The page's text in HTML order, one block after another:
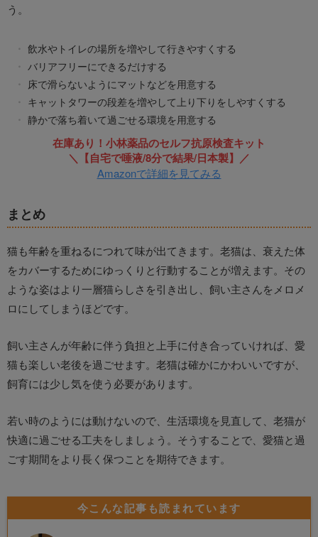
う。
飲水やトイレの場所を増やして行きやすくする
バリアフリーにできるだけする
床で滑らないようにマットなどを用意する
キャットタワーの段差を増やして上り下りをしやすくする
静かで落ち着いて過ごせる環境を用意する
在庫あり！小林薬品のセルフ抗原検査キット
＼【自宅で唾液/8分で結果/日本製】／
Amazonで詳細を見てみる
まとめ
猫も年齢を重ねるにつれて味が出てきます。老猫は、衰えた体
をカバーするためにゆっくりと行動することが増えます。その
ような姿はより一層猫らしさを引き出し、飼い主さんをメロメ
ロにしてしまうほどです。
飼い主さんが年齢に伴う負担と上手に付き合っていければ、愛
猫も楽しい老後を過ごせます。老猫は確かにかわいいですが、
飼育には少し気を使う必要があります。
若い時のようには動けないので、生活環境を見直して、老猫が
快適に過ごせる工夫をしましょう。そうすることで、愛猫と過
ごす期間をより長く保つことを期待できます。
今こんな記事も読まれています